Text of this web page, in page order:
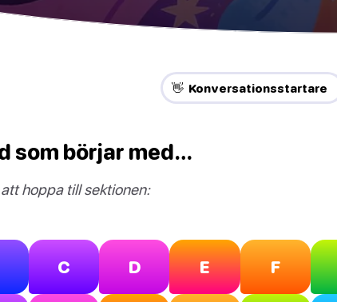
👋 Konversationsstartare
som börjar med…
hoppa till sektionen:
C D E F